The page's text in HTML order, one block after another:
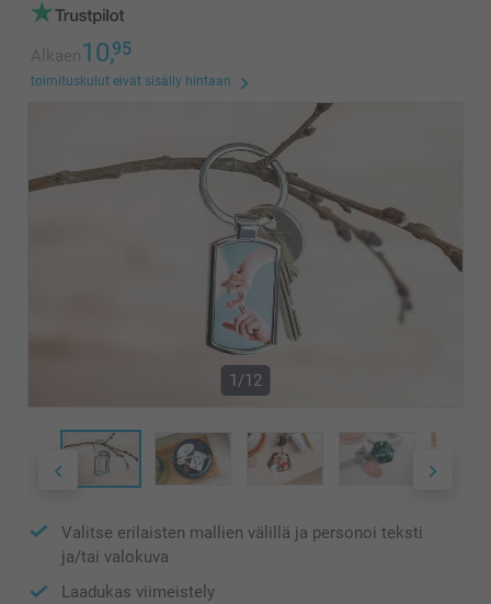
Alkaen10,95
toimituskulut eivät sisälly hintaan
1/12
Valitse erilaisten mallien välillä ja personoi teksti
ja/tai valokuva
Laadukas viimeistely